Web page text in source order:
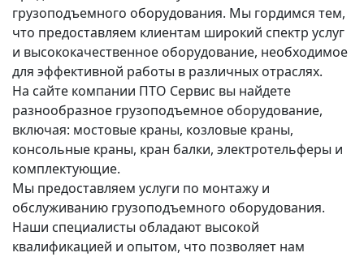
грузоподъемного оборудования. Мы гордимся тем,
что предоставляем клиентам широкий спектр услуг
и высококачественное оборудование, необходимое
для эффективной работы в различных отраслях.
На сайте компании ПТО Сервис вы найдете
разнообразное грузоподъемное оборудование,
включая: мостовые краны, козловые краны,
консольные краны, кран балки, электротельферы и
комплектующие.
Мы предоставляем услуги по монтажу и
обслуживанию грузоподъемного оборудования.
Наши специалисты обладают высокой
квалификацией и опытом, что позволяет нам